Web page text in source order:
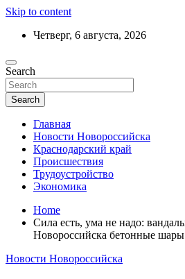
Skip to content
Четверг, 6 августа, 2026
Актуальные новости
Краснодарского края
Ежедневный дайджест событий
Search
Search
Главная
Новости Новороссийска
Краснодарский край
Происшествия
Трудоустройство
Экономика
Home
Сила есть, ума не надо:
Новороссийска бетонные шары
Новости Новороссийска